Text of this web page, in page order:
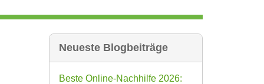
Neueste Blogbeiträge
Beste Online-Nachhilfe 2026: